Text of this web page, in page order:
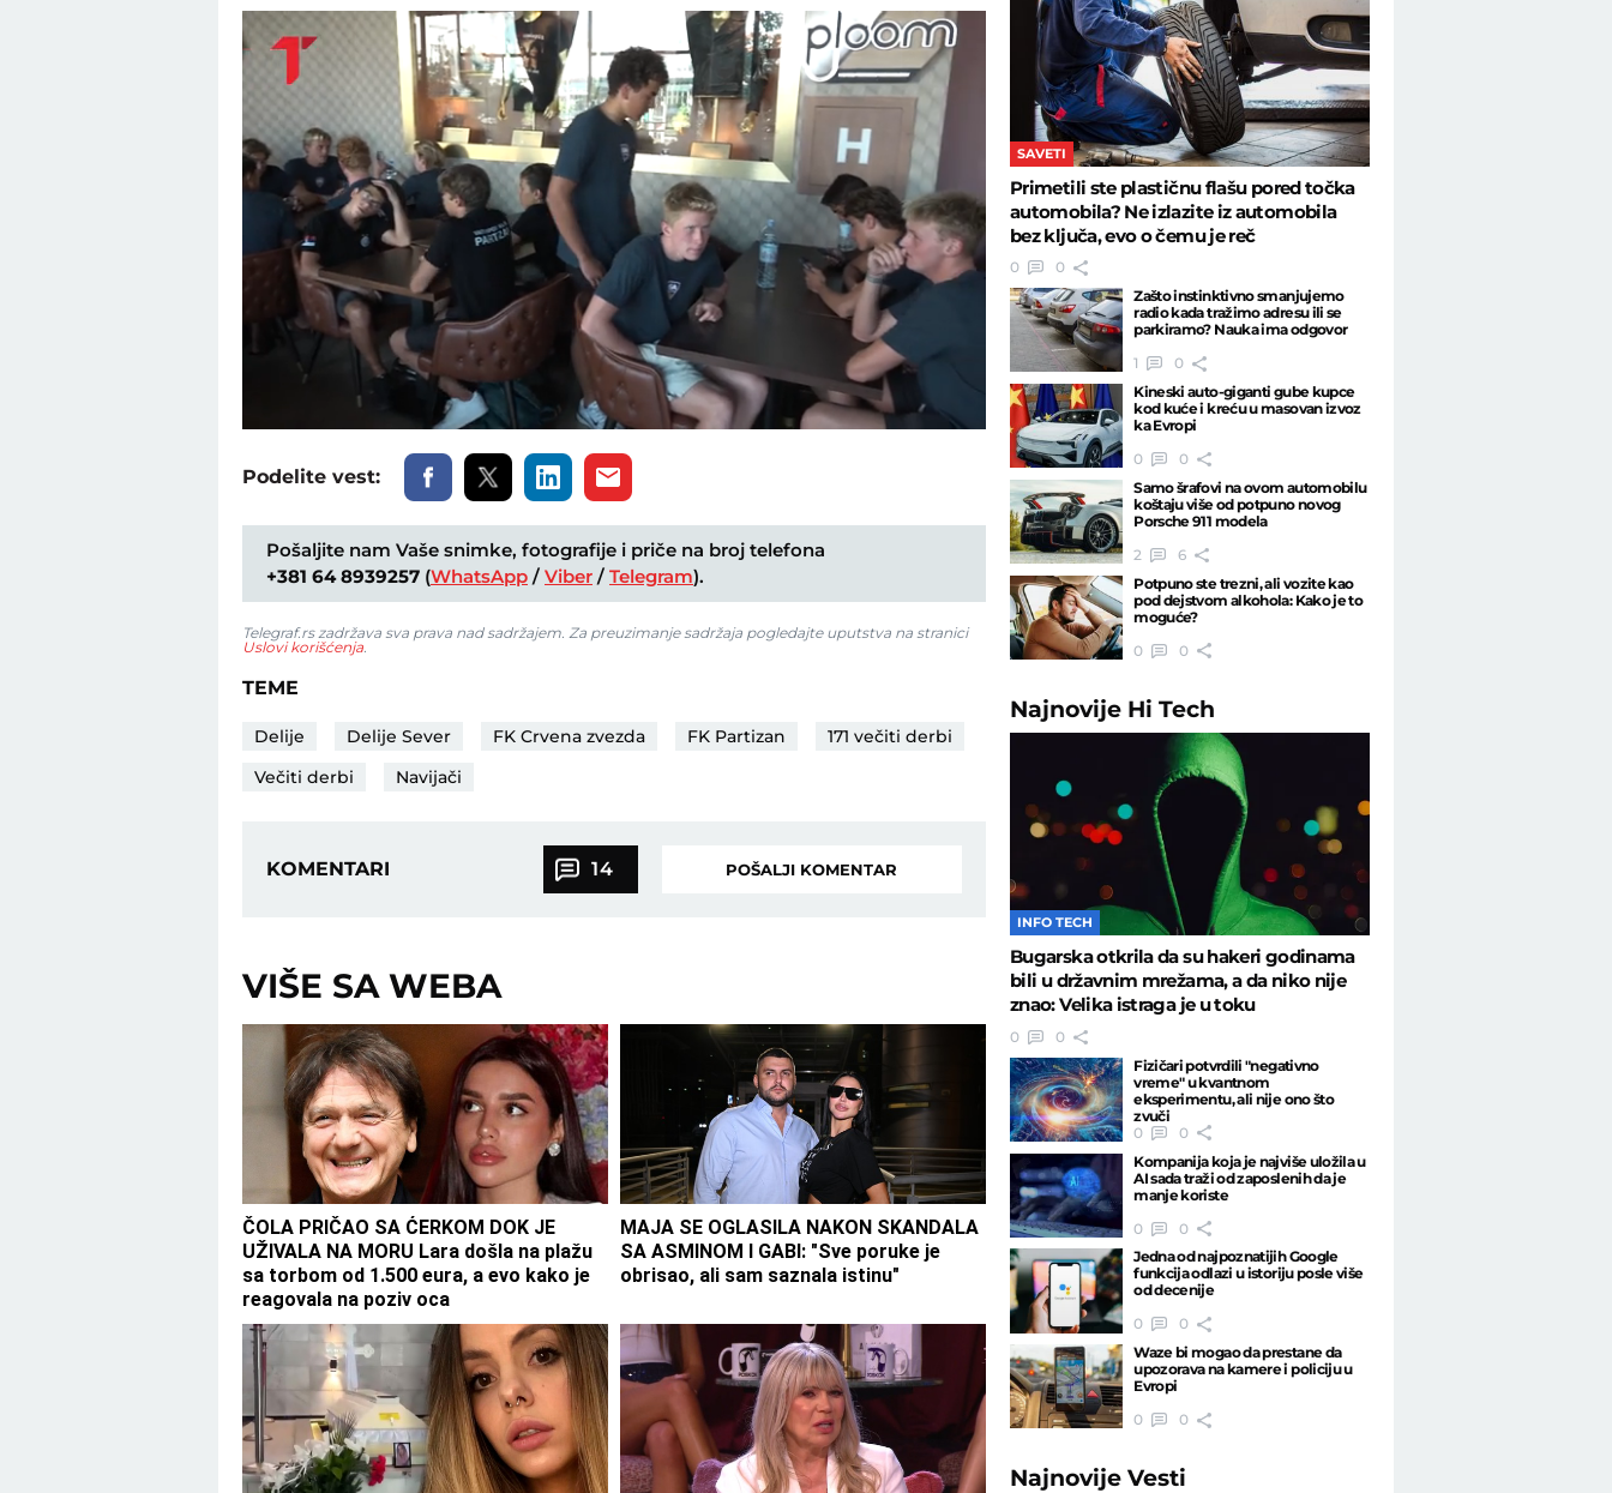
11.48%
Podelite vest:
Pošaljite nam Vaše snimke, fotografije i priče na broj telefona
+381 64 8939257 (WhatsApp / Viber / Telegram).
Telegraf.rs zadržava sva prava nad sadržajem. Za preuzimanje sadržaja pogledajte uputstva na stranici
Uslovi korišćenja.
TEME
Delije Delije Sever FK Crvena zvezda FK Partizan
171 večiti derbi
Večiti derbi
Navijači
KOMENTARI 14 POŠALJI KOMENTAR
VIŠE SA WEBA
ČOLA PRIČAO SA ĆERKOM DOK JE
UŽIVALA NA MORU Lara došla na plažu
sa torbom od 1.500 eura, a evo kako je
reagovala na poziv oca
MAJA SE OGLASILA NAKON SKANDALA
SA ASMINOM I GABI: "Sve poruke je
obrisao, ali sam saznala istinu"
SAVETI
Primetili ste plastičnu flašu pored točka
automobila? Ne izlazite iz automobila
bez ključa, evo o čemu je reč
0
0
Zašto instinktivno smanjujemo
radio kada tražimo adresu ili se
parkiramo? Nauka ima odgovor
1
0
Kineski auto-giganti gube kupce
kod kuće i kreću u masovan izvoz
ka Evropi
0
0
Samo šrafovi na ovom automobilu
koštaju više od potpuno novog
Porsche 911 modela
2
6
Potpuno ste trezni, ali vozite kao
pod dejstvom alkohola: Kako je to
moguće?
0
0
Najnovije Hi Tech
INFO TECH
Bugarska otkrila da su hakeri godinama
bili u državnim mrežama, a da niko nije
znao: Velika istraga je u toku
0
0
Fizičari potvrdili "negativno
vreme" u kvantnom
eksperimentu, ali nije ono što
zvuči
0
0
Kompanija koja je najviše uložila u
AI sada traži od zaposlenih da je
manje koriste
0
0
Jedna od najpoznatijih Google
funkcija odlazi u istoriju posle više
od decenije
0
0
Waze bi mogao da prestane da
upozorava na kamere i policiju u
Evropi
0
0
NajnovijeVesti